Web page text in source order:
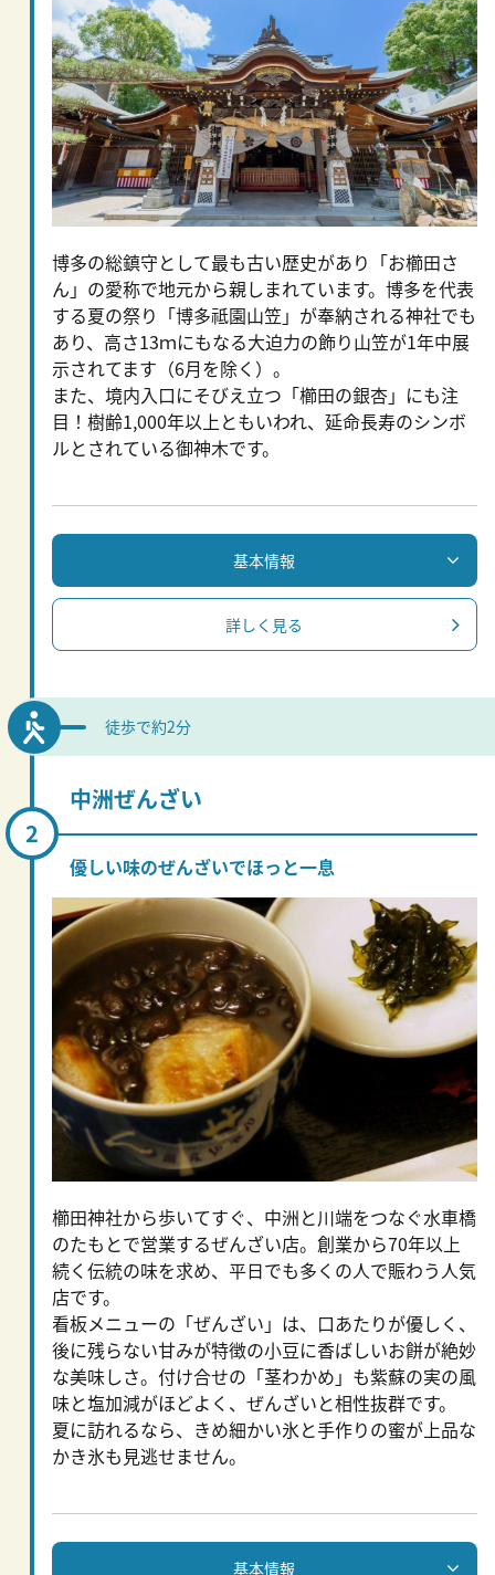
博多の総鎮守として最も古い歴史があり「お櫛田さ
ん」の愛称で地元から親しまれています。博多を代表
する夏の祭り「博多祗園山笠」が奉納される神社でも
あり、高さ13ｍにもなる大迫力の飾り山笠が1年中展
示されてます（6月を除く）。
また、境内入口にそびえ立つ「櫛田の銀杏」にも注
目！樹齢1,000年以上ともいわれ、延命長寿のシンボ
ルとされている御神木です。
基本情報
詳しく見る
徒歩で約2分
中洲ぜんざい
優しい味のぜんざいでほっと一息
櫛田神社から歩いてすぐ、中洲と川端をつなぐ水車橋
のたもとで営業するぜんざい店。創業から70年以上
続く伝統の味を求め、平日でも多くの人で賑わう人気
店です。
看板メニューの「ぜんざい」は、口あたりが優しく、
後に残らない甘みが特徴の小豆に香ばしいお餅が絶妙
な美味しさ。付け合せの「茎わかめ」も紫蘇の実の風
味と塩加減がほどよく、ぜんざいと相性抜群です。
夏に訪れるなら、きめ細かい氷と手作りの蜜が上品な
かき氷も見逃せません。
基本情報